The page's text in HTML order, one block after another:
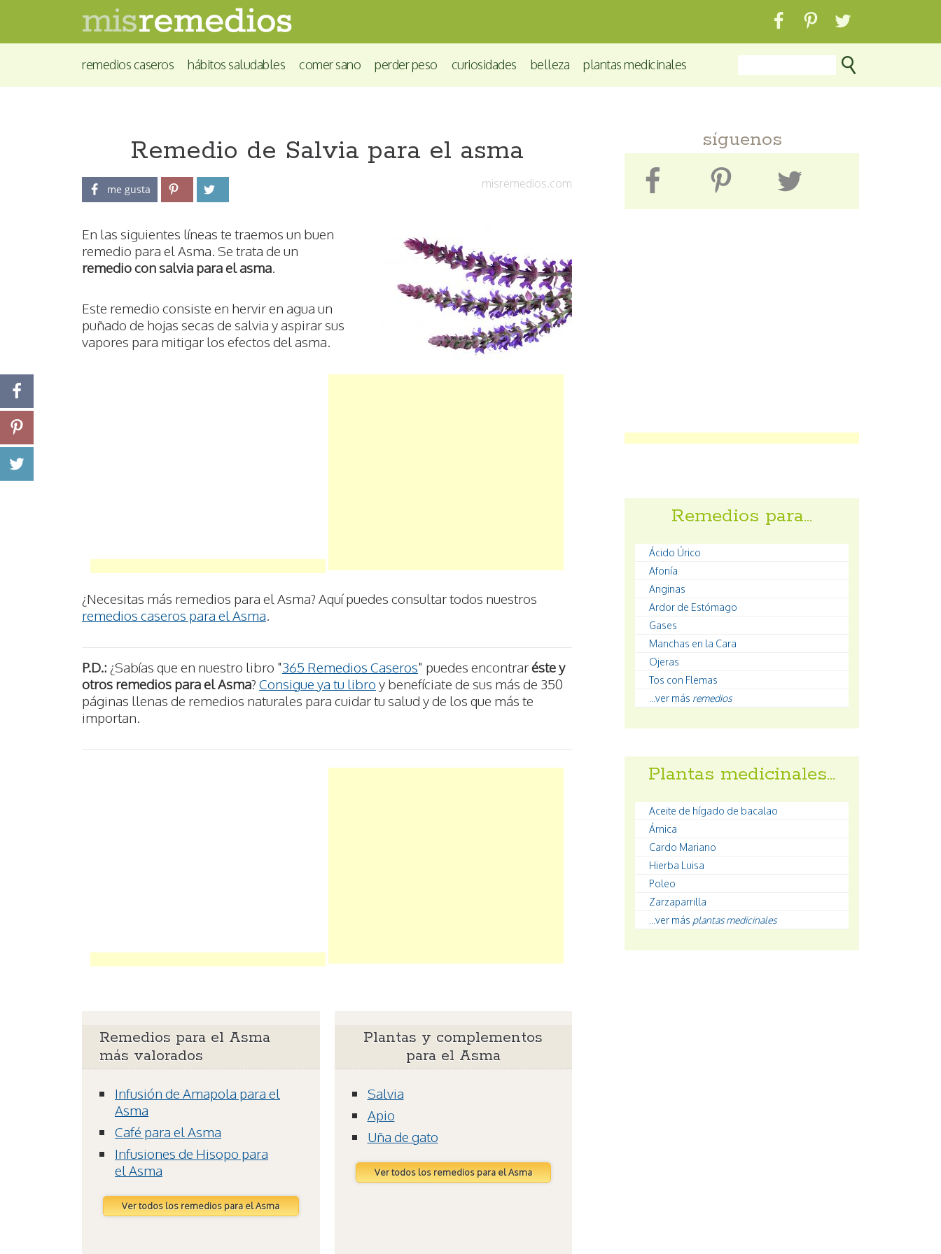
remedios caseros hábitos saludables comer sano perder peso curiosidades belleza plantas medicinales
Remedio de Salvia para el asma
misremedios.com
me gusta
En las siguientes líneas te traemos un buen
remedio para el Asma. Se trata de un
remedio con salvia para el asma.
Este remedio consiste en hervir en agua un
puñado de hojas secas de salvia y aspirar sus
vapores para mitigar los efectos del asma.
¿Necesitas más remedios para el Asma? Aquí puedes consultar todos nuestros
remedios caseros para el Asma
P.D.: ¿Sabías que en nuestro libro "365 Remedios Caseros" puedes encontraréste y
otros remedios para el Asma? Consigue ya tu libro y benefíciate de sus más de 350
páginas llenas de remedios naturales para cuidar tu salud y de los que más te
importan.
Remedios para el Asma
más valorados
Infusión de Amapola para el
Asma
Café para el Asma
Infusiones de Hisopo para
el Asma
Ver todos los remedios para el Asma
Plantas y complementos
para el Asma
Salvia
Apio
Uña de gato
Ver todos los remedios para el Asma
síguenos
Remedios para…
Ácido Úrico
Afonía
Anginas
Ardor de Estómago
Gases
Manchas en la Cara
Ojeras
Tos con Flemas
...ver más remedios
Plantas medicinales…
Aceite de hígado de bacalao
Árnica
Cardo Mariano
Hierba Luisa
Poleo
Zarzaparrilla
...ver más plantas medicinales